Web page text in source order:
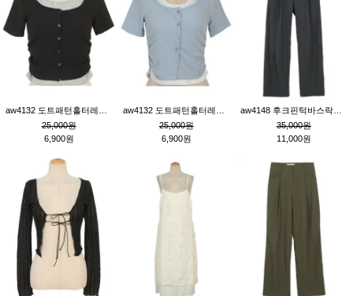
25,000원
6,900원
25,000원
6,900원
35,000원
11,000원